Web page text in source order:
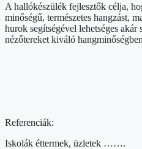
A hallókészülék fejlesztők célja,
minőségű, természetes hangzást,
hurok segítségével lehetséges akár
nézőtereket kiváló
Referenciák:
Iskolák éttermek, üzletek …….